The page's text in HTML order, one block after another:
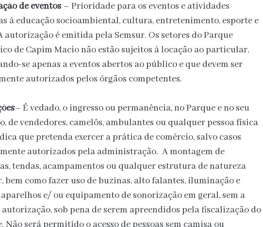
de eventos – Prioridade para os eventos e atividades
à educação socioambiental, cultura, entretenimento, esporte e
autorização é emitida pela Semsur. Os setores do Parque
de Capim Macio não estão sujeitos à locação ao particular,
se apenas a eventos abertos ao público e que devem ser
autorizados pelos órgãos competentes.
– É vedado, o ingresso ou permanência, no Parque e no seu
de vendedores, camelôs, ambulantes ou qualquer pessoa física
que pretenda exercer a prática de comércio, salvo casos
autorizados pela administração. A montagem de
tendas, acampamentos ou qualquer estrutura de natureza
bem como fazer uso de buzinas, alto falantes, iluminação e
e/ ou equipamento de sonorização em geral, sem a
sob pena de serem apreendidos pela fiscalização do